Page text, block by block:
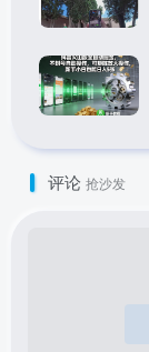
评论 抢沙发